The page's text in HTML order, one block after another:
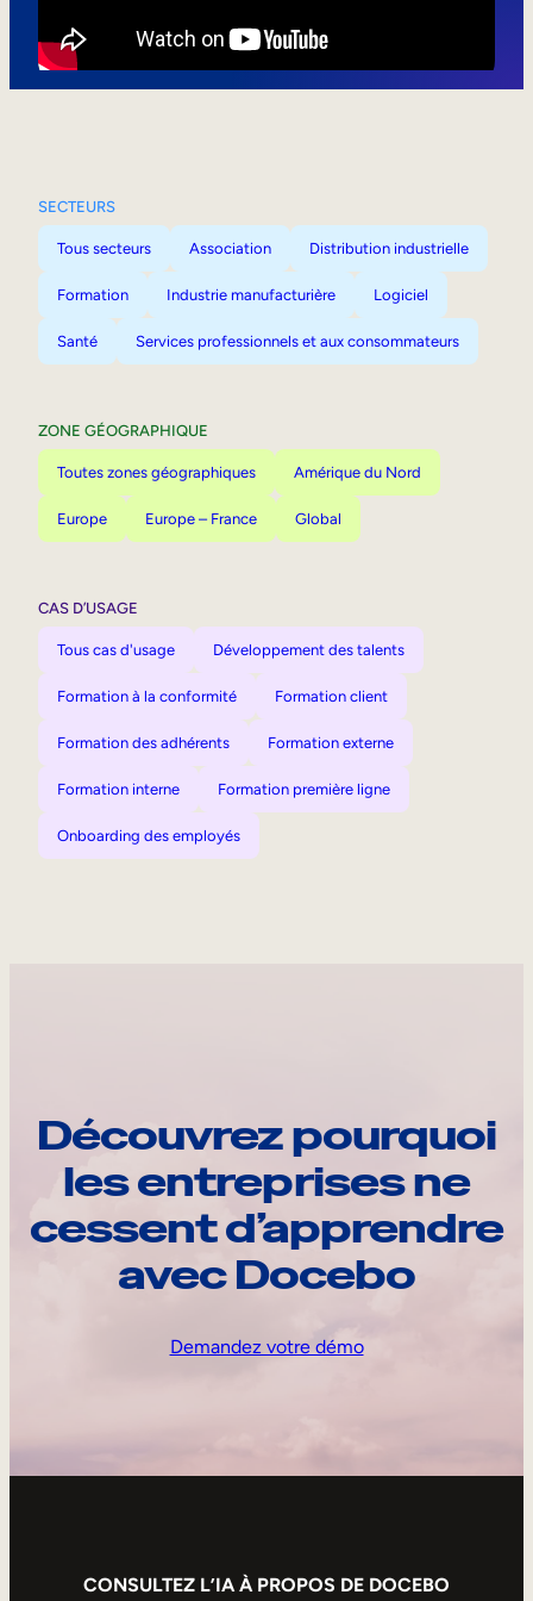
SECTEURS
Tous secteurs Association Distribution industrielle
Formation Industrie manufacturière Logiciel
Santé Services professionnels et aux consommateurs
ZONE GÉOGRAPHIQUE
Toutes zones géographiques Amérique du Nord
Europe Europe – France Global
CAS D’USAGE
Tous cas d'usage Développement des talents
Formation à la conformité Formation client
Formation des adhérents Formation externe
Formation interne Formation première ligne
Onboarding des employés
Découvrez pourquoi
les entreprises ne
cessent d’apprendre
avec Docebo
Demandez votre démo
CONSULTEZ L’IA À PROPOS DE DOCEBO